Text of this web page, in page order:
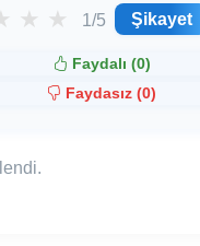
★ ★ 1/5 Şikayet
Faydalı (0)
Faydasız (0)